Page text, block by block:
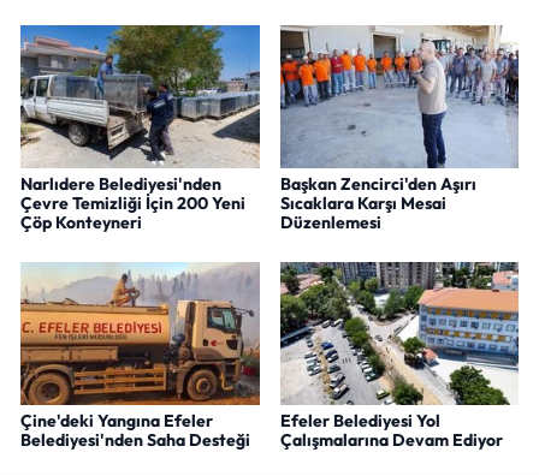
Narlıdere Belediyesi'nden
Çevre Temizliği İçin 200 Yeni
Çöp Konteyneri
Başkan Zencirci'den Aşırı
Sıcaklara Karşı Mesai
Düzenlemesi
Çine'deki Yangına Efeler
Belediyesi'nden Saha Desteği
Efeler Belediyesi Yol
Çalışmalarına Devam Ediyor